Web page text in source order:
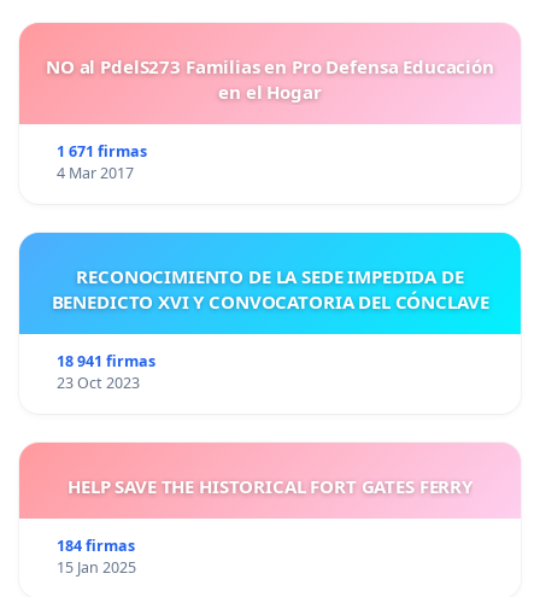
NO al PdelS273 Familias en Pro Defensa Educación
en el Hogar
1 671 firmas
4 Mar 2017
RECONOCIMIENTO DE LA SEDE IMPEDIDA DE
BENEDICTO XVI Y CONVOCATORIA DEL CÓNCLAVE
18 941 firmas
23 Oct 2023
HELP SAVE THE HISTORICAL FORT GATES FERRY
184 firmas
15 Jan 2025